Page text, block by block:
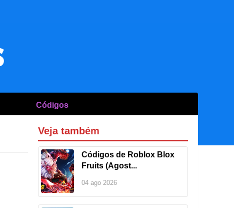
Códigos
Veja também
Códigos de Roblox Blox
Fruits (Agost...
04 ago 2026